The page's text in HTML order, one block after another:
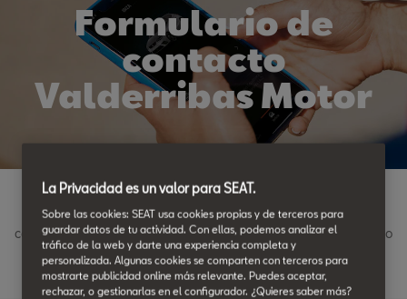
Formulario de
contacto
Valderribas Motor
Ponte en contacto con VALDERRIBAS MOTOR, envíanos tu
consulta mediante el siguiente formulario o llámanos al teléfono
915514800.
La Privacidad es un valor para SEAT.
Sobre las cookies: SEAT usa cookies propias y de terceros para
guardar datos de tu actividad. Con ellas, podemos analizar el
tráfico de la web y darte una experiencia completa y
personalizada. Algunas cookies se comparten con terceros para
mostrarte publicidad online más relevante. Puedes aceptar,
rechazar, o gestionarlas en el configurador. ¿Quieres saber más?